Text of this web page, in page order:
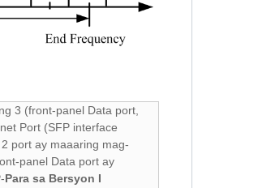
3 (front-panel Data port,
Port (SFP interface
port ay maaaring mag-
panel Data port ay
Para sa Bersyon I